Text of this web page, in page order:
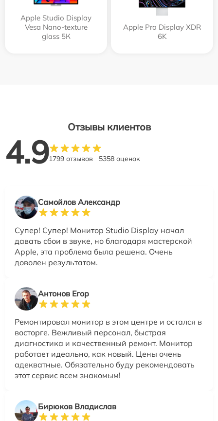
Apple Studio Display
Vesa Nano-texture
glass 5К
Apple Pro Display XDR
6K
Отзывы клиентов
4.91799 отзывов 5358 оценок
Самойлов Александр
Супер! Супер! Монитор Studio Display начал
давать сбои в звуке, но благодаря мастерской
Apple, эта проблема была решена. Очень
доволен результатом.
Антонов Егор
Ремонтировал монитор в этом центре и остался в
восторге. Вежливый персонал, быстрая
диагностика и качественный ремонт. Монитор
работает идеально, как новый. Цены очень
адекватные. Обязательно буду рекомендовать
этот сервис всем знакомым!
Бирюков Владислав